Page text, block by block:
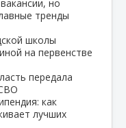
но
тренды
школы
на первенстве
передала
как
лучших